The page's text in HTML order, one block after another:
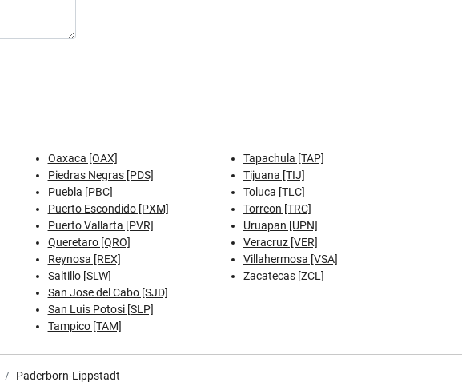
Oaxaca [OAX]
Piedras Negras [PDS]
Puebla [PBC]
Puerto Escondido [PXM]
Puerto Vallarta [PVR]
Queretaro [QRO]
Reynosa [REX]
Saltillo [SLW]
San Jose del Cabo [SJD]
San Luis Potosi [SLP]
Tampico [TAM]
Tapachula [TAP]
Tijuana [TIJ]
Toluca [TLC]
Torreon [TRC]
Uruapan [UPN]
Veracruz [VER]
Villahermosa [VSA]
Zacatecas [ZCL]
Paderborn-Lippstadt